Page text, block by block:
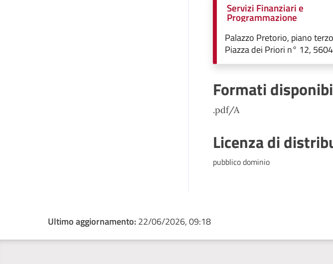
Servizi Finanziari e
Programmazione
Palazzo Pretorio, piano terzo
Piazza dei Priori n° 12,
Formati
.pdf/A
Licenza di
pubblico dominio
Ultimo aggiornamento:22/06/2026, 09:18